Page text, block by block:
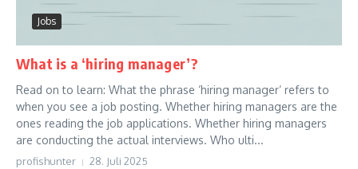
Jobs
What is a ‘hiring manager’?
Read on to learn: What the phrase ‘hiring manager’ refers to
when you see a job posting. Whether hiring managers are the
ones reading the job applications. Whether hiring managers
are conducting the actual interviews. Who ulti...
profishunter 28. Juli 2025